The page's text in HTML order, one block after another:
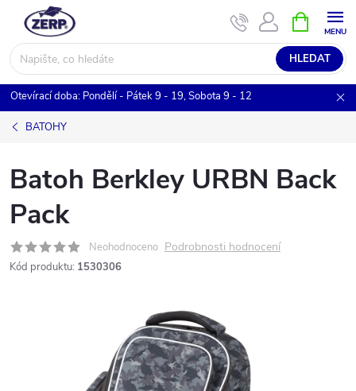
obsah
HLEDAT
NÁKUPNÍ
KOŠÍK
Otevírací doba: Pondělí - Pátek 9 - 19, Sobota 9 - 12
BATOHY
Batoh Berkley URBN Back
Pack
Neohodnoceno Podrobnosti hodnocení
Kód produktu: 1530306